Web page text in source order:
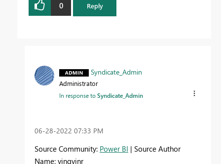
0 Reply
Syndicate_Admin
Administrator
In response toSyndicate_Admin
‎06-28-2022 07:33 PM
Source Community: Power BI | Source Author
Name: yingyinr